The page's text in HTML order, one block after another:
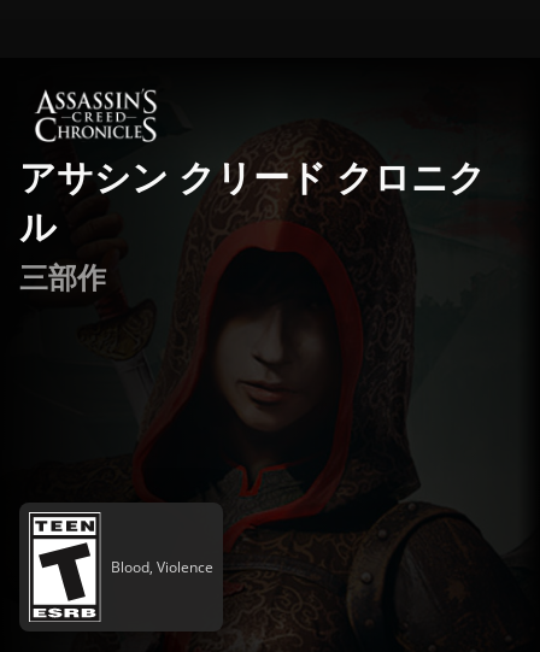
アサシン クリード クロニク
ル
三部作
Blood, Violence